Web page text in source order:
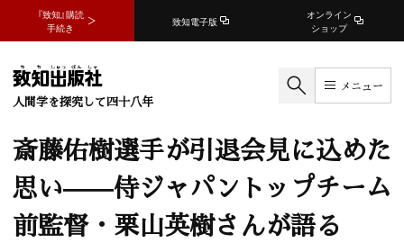
『致知』購読
手続き
致知電子版
オンライン
ショップ
人間学を探究して四十八年
メニュー
斎藤佑樹選手が引退会見に込めた
思い——侍ジャパントップチーム
前監督・栗山英樹さんが語る